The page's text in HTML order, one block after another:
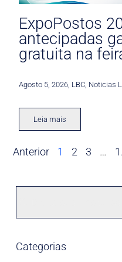
ExpoPostos
antecipadas
gratuita na
Agosto 5, 2026 LBC Noticias
Leia mais
Anterior 1 2 3 …
Categorias